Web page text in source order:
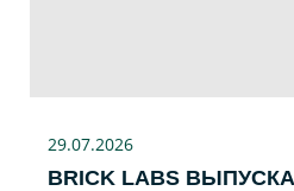
29.07.2026
BRICK LABS